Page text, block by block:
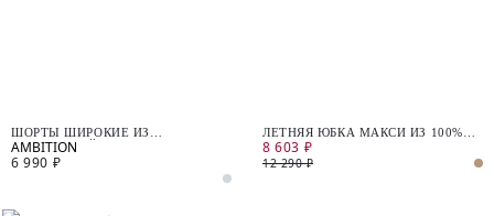
ШОРТЫ ШИРОКИЕ ИЗ
КОСТЮМНОЙ ТКАНИ
6 990 ₽
ЛЕТНЯЯ ЮБКА МАКСИ ИЗ 100%
ХЛОПКА С РАЗРЕЗАМИ
8 603 ₽
12 290 ₽